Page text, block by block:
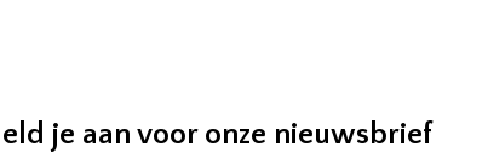
je aan voor onze nieuwsbrief